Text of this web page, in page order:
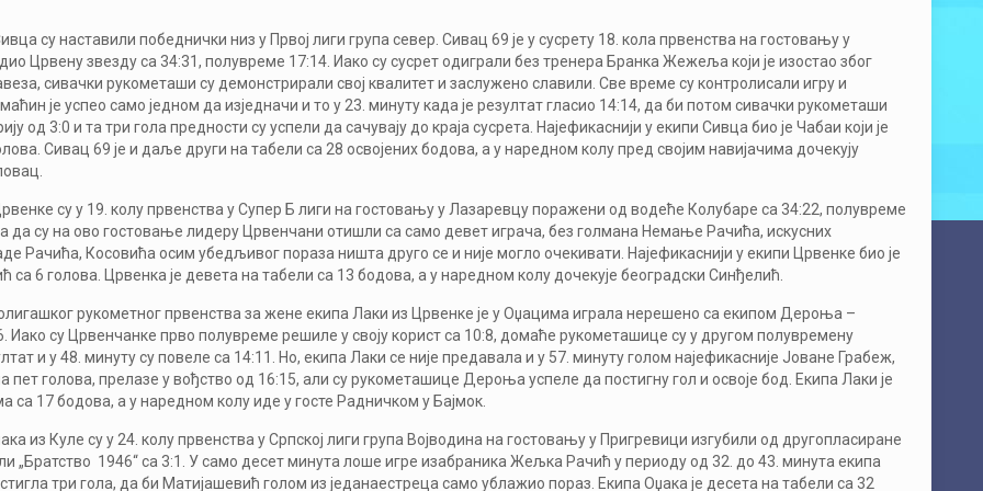
су наставили победнички низ у Првој лиги група север. Сивац 69 је у сусрету 18. кола првенства на гостовању у
Црвену звезду са 34:31, полувреме 17:14. Иако су сусрет одиграли без тренера Бранка Жежеља који је изостао због
сивачки рукометаши су демонстрирали свој квалитет и заслужено славили. Све време су контролисали игру и
је успео само једном да изједначи и то у 23. минуту када је резултат гласио 14:14, да би потом сивачки рукометаши
од 3:0 и та три гола предности су успели да сачувају до краја сусрета. Најефикаснији у екипи Сивца био је Чабаи који је
Сивац 69 је и даље други на табели са 28 освојених бодова, а у наредном колу пред својим навијачима дочекују
су у 19. колу првенства у Супер Б лиги на гостовању у Лазаревцу поражени од водеће Колубаре са 34:22, полувреме
да су на ово гостовање лидеру Црвенчани отишли са само девет играча, без голмана Немање Рачића, искусних
Рачића, Косовића осим убедљивог пораза ништа друго се и није могло очекивати. Најефикаснији у екипи Црвенке био је
са 6 голова. Црвенка је девета на табели са 13 бодова, а у наредном колу дочекује београдски Синђелић.
рукометног првенства за жене екипа Лаки из Црвенке је у Оџацима играла нерешено са екипом Дероња –
Иако су Црвенчанке прво полувреме решиле у своју корист са 10:8, домаће рукометашице су у другом полувремену
и у 48. минуту су повеле са 14:11. Но, екипа Лаки се није предавала и у 57. минуту голом најефикасније Јоване Грабеж,
пет голова, прелазе у вођство од 16:15, али су рукометашице Дероња успеле да постигну гол и освоје бод. Екипа Лаки је
са 17 бодова, а у наредном колу иде у госте Радничком у Бајмок.
из Куле су у 24. колу првенства у Српској лиги група Војводина на гостовању у Пригревици изгубили од другопласиране
„Братство 1946“ са 3:1. У само десет минута лоше игре изабраника Жељка Рачић у периоду од 32. до 43. минута екипа
три гола, да би Матијашевић голом из једанаестреца само ублажио пораз. Екипа Оџака је десета на табели са 32